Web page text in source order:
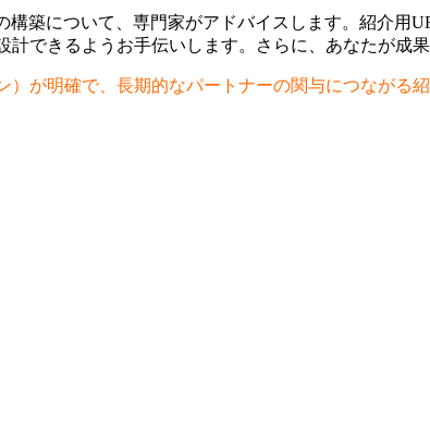
築について、専門家がアドバイスします。紹介用
できるようお手伝いします。さらに、あなたが成
が明確で、長期的なパートナーの関与につながる